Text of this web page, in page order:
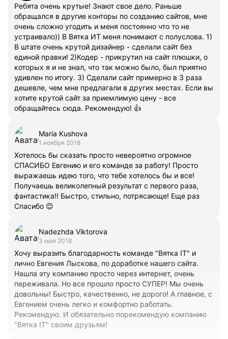
Ребята очень крутые! Знают свое дело. Раньше
обращался в другие конторы по созданию сайтов, мне
очень сложно угодить и меня постоянно что то не
устраивало)) В Вятка ИТ меня понимают с полуслова. 1)
В штате очень крутой дизайнер - сделали сайт без
единой правки! 2)Кодер - прикрутил на сайт плюшки, о
которых я и не знал, что так можно было, был приятно
удивлен по итогу. 3) Сделали сайт примерно в 3 раза
дешевле, чем мне предлагали в других местах. Если вы
хотите крутой сайт за приемлимую цену - все
обращайтесь сюда. Рекомендую! 👍
Maria Kushova
1 ноября 2018
Хотелось бы сказать просто невероятно огромное
СПАСИБО Евгению и его команде за работу! Просто
выражаешь идею того, что тебе хотелось бы и все!
Получаешь великолепный результат с первого раза,
фантастика!! Быстро, стильно, потрясающе! Еще раз
Спасибо 😊
Nadezhda Viktorova
3 мая 2018
Хочу выразить благодарность команде "Вятка IT" и
лично Евгения Лыскова, по доработке нашего сайта.
Нашла эту компанию просто через интернет, очень
переживала. Но все прошло просто СУПЕР! Мы очень
довольны! Быстро, качественно, не дорого! А главное, с
Евгением очень легко и комфортно работать.
Рекомендую. И обязательно порекомендую компанию
"Вятка IT" своим друзьям!